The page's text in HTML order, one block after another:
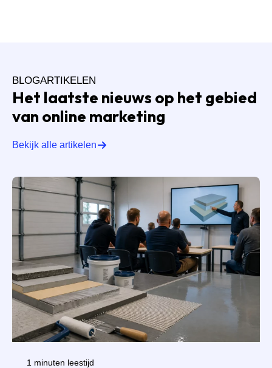
BLOGARTIKELEN
Het laatste nieuws op het gebied
van online marketing
Bekijk alle artikelen
1 minuten leestijd